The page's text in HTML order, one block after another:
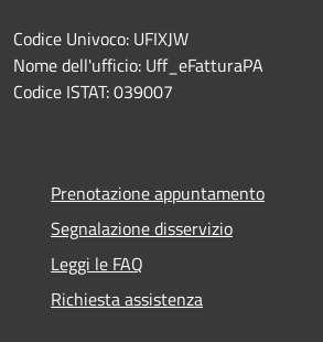
Codice Univoco: UFIXJW
Nome dell'ufficio: Uff_eFatturaPA
Codice ISTAT: 039007
Prenotazione appuntamento
Segnalazione disservizio
Leggi le FAQ
Richiesta assistenza